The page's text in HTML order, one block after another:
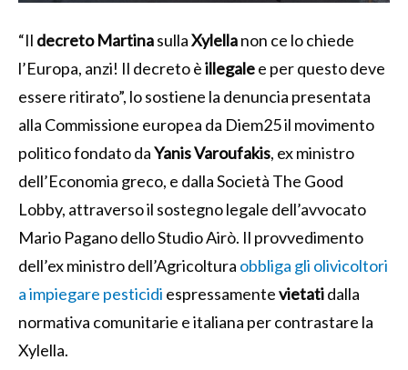
“Il decreto MartinasullaXylellanon ce lo chiede
l’Europa, anzi! Il decreto èillegalee per questo deve
essere ritirato”, lo sostiene la denuncia presentata
alla Commissione europea da Diem25 il movimento
politico fondato daYanis Varoufakis, ex ministro
dell’Economia greco, e dalla Società The Good
Lobby, attraverso il sostegno legale dell’avvocato
Mario Pagano dello Studio Airò. Il provvedimento
dell’ex ministro dell’Agricoltura obbliga gli olivicoltori
a impiegare pesticidi espressamentevietatidalla
normativa comunitarie e italiana per contrastare la
Xylella.